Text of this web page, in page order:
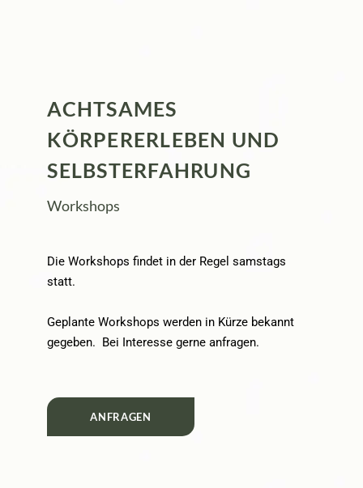
ACHTSAMES
KÖRPERERLEBEN UND
SELBSTERFAHRUNG
Workshops
Die Workshops findet in der Regel samstags
statt.
Geplante Workshops werden in Kürze bekannt
gegeben. Bei Interesse gerne anfragen.
ANFRAGEN